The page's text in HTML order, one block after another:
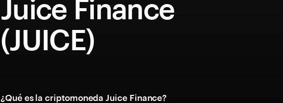
Juice Finance
(JUICE)
¿Qué es la criptomoneda Juice Finance?